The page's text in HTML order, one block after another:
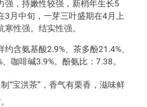
强，持嫩性较强，新梢年生长5
3月中旬，一芽三叶盛期在4月上
性强。结实性强。
含氨基酸2.9%、茶多酚21.4%、
咖啡碱3.9%。酚氨比：7.38。
“宝洪茶”，香气有栗香，滋味鲜